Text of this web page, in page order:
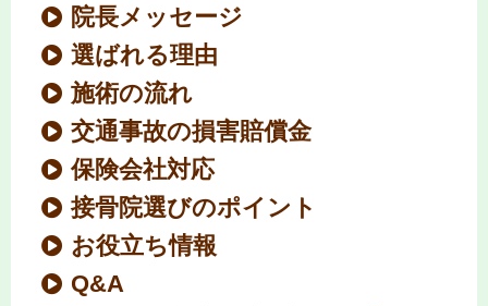
院長メッセージ
選ばれる理由
施術の流れ
交通事故の損害賠償金
保険会社対応
接骨院選びのポイント
お役立ち情報
Q&A